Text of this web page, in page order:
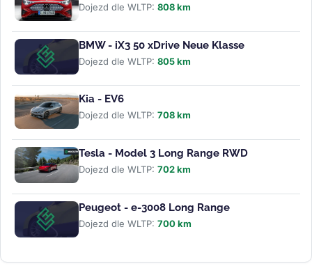
Dojezd dle WLTP: 808 km
BMW - iX3 50 xDrive Neue Klasse
Dojezd dle WLTP: 805 km
Kia - EV6
Dojezd dle WLTP: 708 km
Tesla - Model 3 Long Range RWD
Dojezd dle WLTP: 702 km
Peugeot - e-3008 Long Range
Dojezd dle WLTP: 700 km